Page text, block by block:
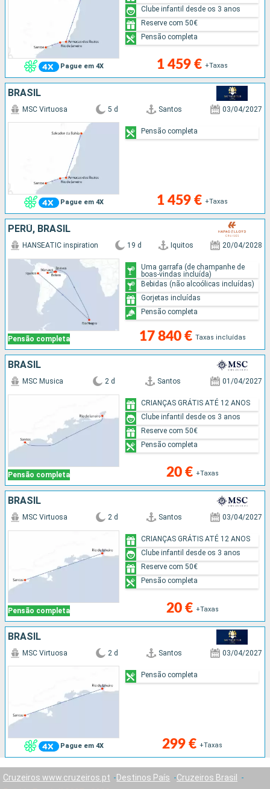
Pague em 4X 1 459 € +Taxas
Clube infantil desde os 3 anos
Reserve com 50€
Pensão completa
BRASIL
Pague em 4X
MSC Virtuosa 5 d Santos 03/04/2027
1 459 € +Taxas
Pensão completa
PERÚ, BRASIL
Pensão completa
HANSEATIC inspiration 19 d Iquitos 20/04/2028
17 840 € Taxas incluídas
Uma garrafa (de champanhe de
boas-vindas incluída)
Bebidas (não alcoólicas incluídas)
Gorjetas incluídas
Pensão completa
BRASIL
Pensão completa
MSC Musica 2 d Santos 01/04/2027
20 € +Taxas
CRIANÇAS GRÁTIS ATÉ 12 ANOS
Clube infantil desde os 3 anos
Reserve com 50€
Pensão completa
BRASIL
Pensão completa
MSC Virtuosa 2 d Santos 03/04/2027
20 € +Taxas
CRIANÇAS GRÁTIS ATÉ 12 ANOS
Clube infantil desde os 3 anos
Reserve com 50€
Pensão completa
BRASIL
Pague em 4X
MSC Virtuosa 2 d Santos 03/04/2027
299 € +Taxas
Pensão completa
Cruzeiros www.cruzeiros.pt Destinos País
Cruzeiros Brasil